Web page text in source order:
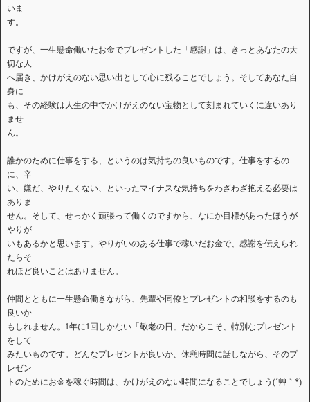
いま
す。
ですが、一生懸命働いたお金でプレゼントした「感謝」は、きっとあなたの大
切な人
へ届き、かけがえのない思い出として心に残ることでしょう。そしてあなた自
身に
も、その経験は人生の中でかけがえのない宝物として刻まれていくに違いあり
ませ
ん。
誰かのために仕事をする、というのは気持ちの良いものです。仕事をするの
に、辛
い、嫌だ、やりたくない、といったマイナスな気持ちをわざわざ抱える必要は
ありま
せん。そして、せっかく頑張って働くのですから、なにか目標があったほうが
やりが
いもあるかと思います。やりがいのある仕事で稼いだお金で、感謝を伝えられ
たらそ
れほど良いことはありません。
仲間とともに一生懸命働きながら、先輩や同僚とプレゼントの相談をするのも
良いか
もしれません。1年に1回しかない「敬老の日」だからこそ、特別なプレゼント
をして
みたいものです。どんなプレゼントが良いか、休憩時間に話しながら、そのプ
レゼン
トのためにお金を稼ぐ時間は、かけがえのない時間になることでしょう(´艸｀*)